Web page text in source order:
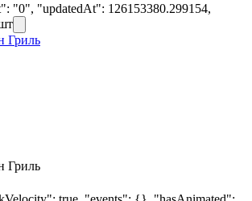
"0", "updatedAt": 126153380.299154,
Гриль
Гриль